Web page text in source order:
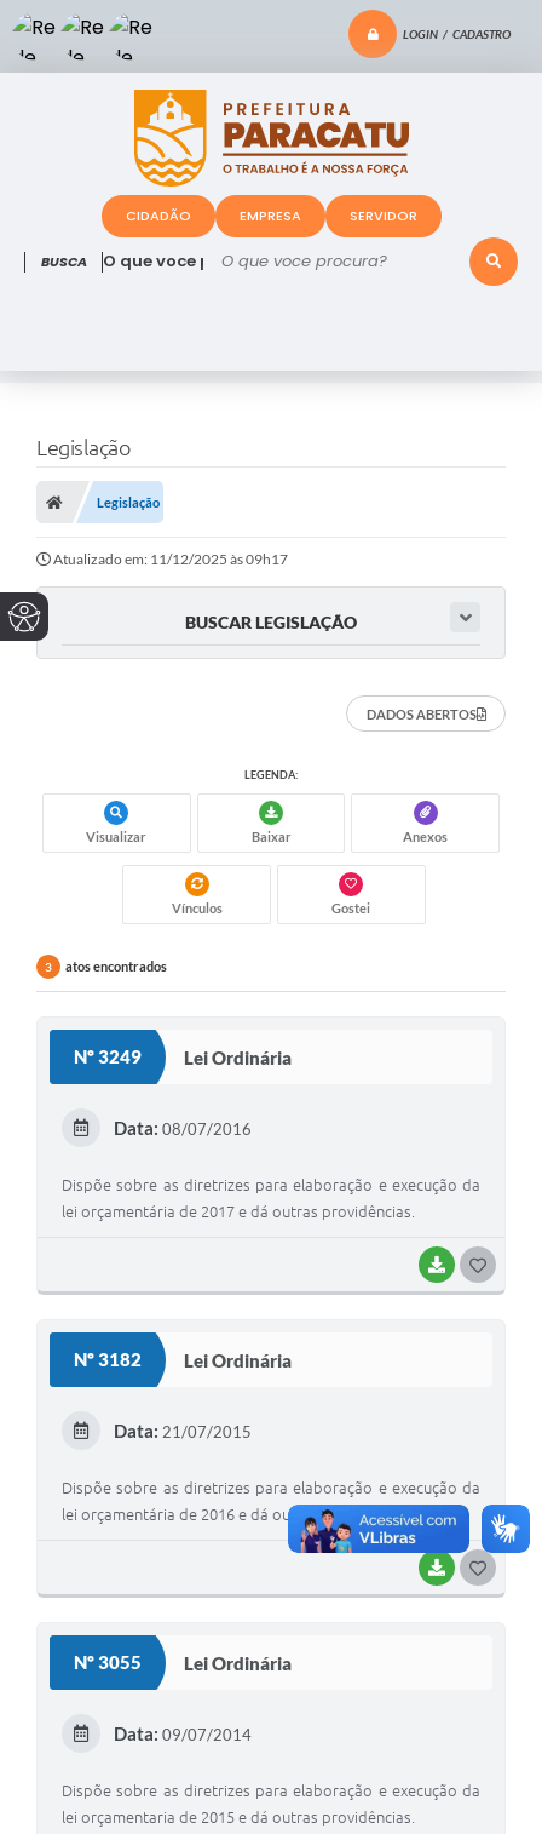
LOGIN / CADASTRO
O que voce procura?
CIDADÃO EMPRESA SERVIDOR
Legislação
Legislação
Atualizado em: 11/12/2025 às 09h17
BUSCAR LEGISLAÇÃO
DADOS ABERTOS
LEGENDA:
Visualizar Baixar Anexos
Vínculos Gostei
3 atos encontrados
Nº 3249 Lei Ordinária
BAIXAR
Data: 08/07/2016
Dispõe sobre as diretrizes para elaboração e execução da
lei orçamentária de 2017 e dá outras providências.
Nº 3182 Lei Ordinária
BAIXAR
Data: 21/07/2015
Dispõe sobre as diretrizes para elaboração e execução da
lei orçamentária de 2016 e dá outras providências.
Nº 3055 Lei Ordinária
Data: 09/07/2014
Dispõe sobre as diretrizes para elaboração e execução da
lei orçamentaria de 2015 e dá outras providências.